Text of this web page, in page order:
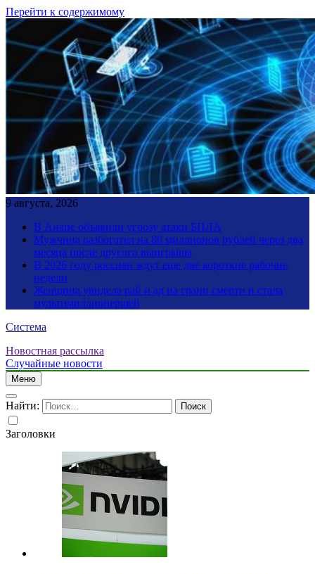
Перейти к содержимому
9 августа, 2026
В Анапе объявили угрозу атаки БПЛА
Мужчина разбогател на 80 миллионов рублей через два
месяца после другого выигрыша
В 2026 году россиян ждут еще две короткие рабочие
недели
Женщина увидела рай и ад на грани смерти и стала
мультимиллионершей
Система
Новостная рассылка
Случайные новости
Меню
Найти:
Заголовки